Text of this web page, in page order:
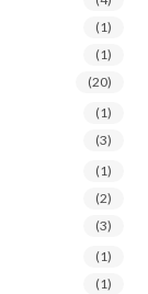
(1)
(1)
(20)
(1)
(3)
(1)
(2)
(3)
(1)
(1)